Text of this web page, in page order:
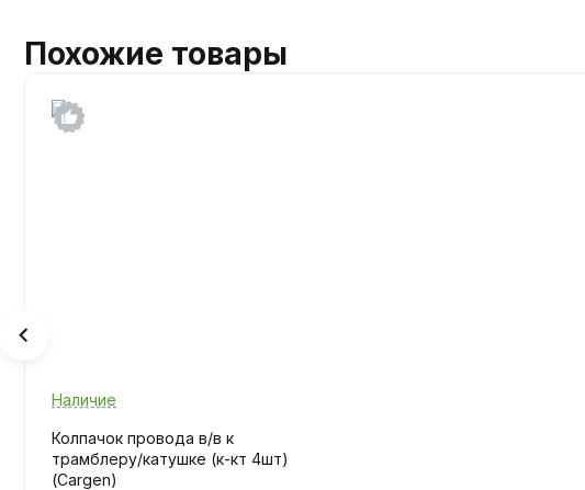
Похожие товары
Наличие
Колпачок провода в/в к
трамблеру/катушке (к-кт 4шт)
(Cargen)